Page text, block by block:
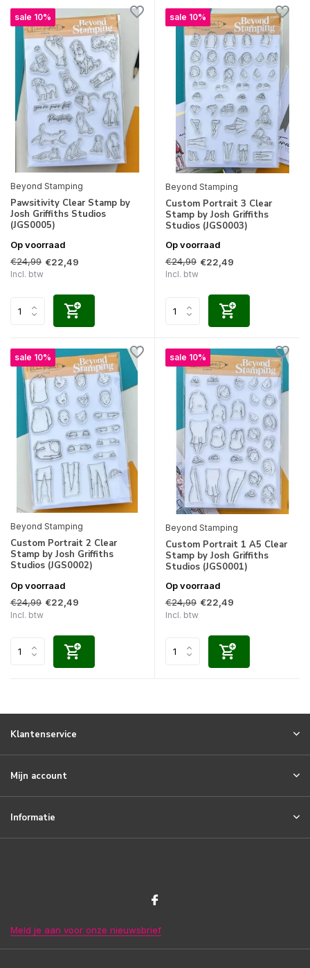
sale 10%
Beyond Stamping
Pawsitivity Clear Stamp by
Josh Griffiths Studios
(JGS0005)
Op voorraad
€24,99 €22,49
Incl. btw
sale 10%
Beyond Stamping
Custom Portrait 3 Clear
Stamp by Josh Griffiths
Studios (JGS0003)
Op voorraad
€24,99 €22,49
Incl. btw
sale 10%
Beyond Stamping
Custom Portrait 2 Clear
Stamp by Josh Griffiths
Studios (JGS0002)
Op voorraad
€24,99 €22,49
Incl. btw
sale 10%
Beyond Stamping
Custom Portrait 1 A5 Clear
Stamp by Josh Griffiths
Studios (JGS0001)
Op voorraad
€24,99 €22,49
Incl. btw
Klantenservice
Mijn account
Informatie
Meld je aan voor onze nieuwsbrief